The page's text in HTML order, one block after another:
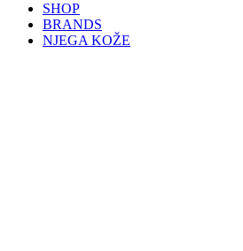
SHOP
BRANDS
NJEGA KOŽE